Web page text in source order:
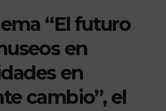
“El futuro
en
en
cambio”, el